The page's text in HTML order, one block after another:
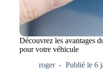
Découvrez les avantages
pour votre véhicule
roger
Publié le 6